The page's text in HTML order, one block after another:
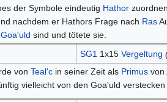
der Symbole eindeutig Hathor
nachdem er Hathors Frage nach Ras
Goa'uld sind und tötete sie.
SG1 1x15 Vergeltung
von Teal'cin seiner Zeit als Primusvon
vielleicht von den Goa'uld verstecken